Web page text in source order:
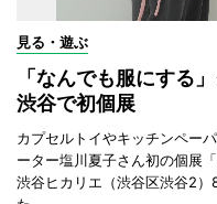
見る・遊ぶ
「なんでも服にする
渋谷で初個展
カプセルトイやキッチンペー
ーター塩川夏子さん初の個展
渋谷ヒカリエ（渋谷区渋谷2